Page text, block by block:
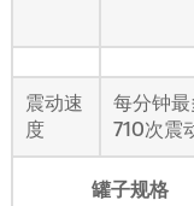
震动速
度
每分钟最
710次震
罐子规格